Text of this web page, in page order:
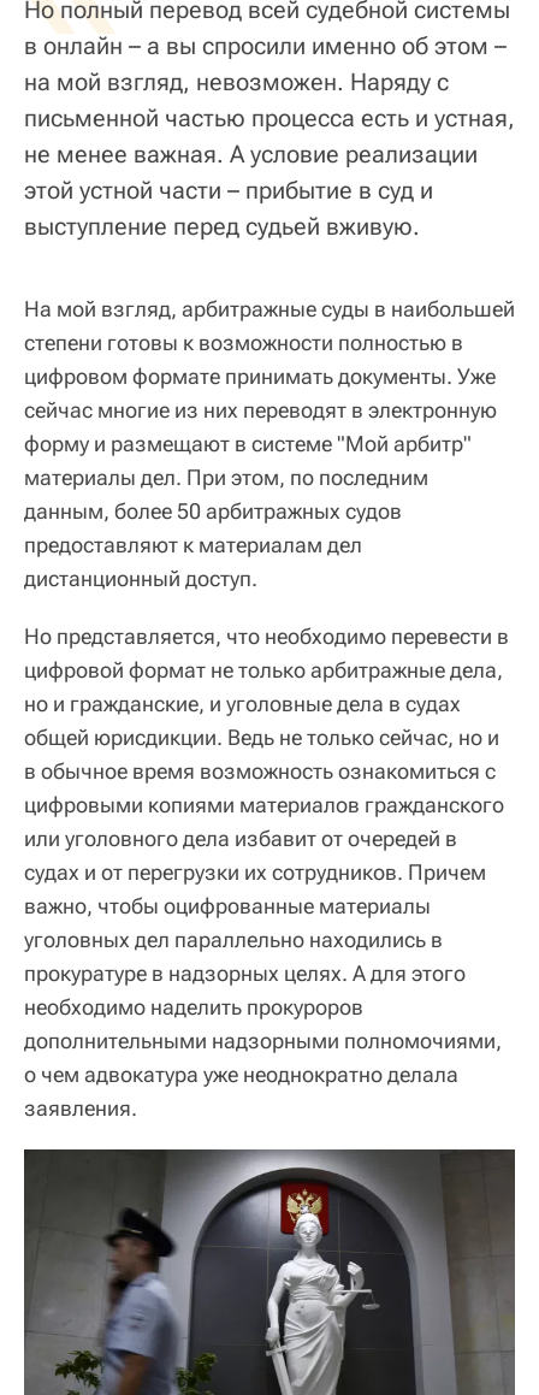
Но полный перевод всей судебной системы
в онлайн – а вы спросили именно об этом –
на мой взгляд, невозможен. Наряду с
письменной частью процесса есть и устная,
не менее важная. А условие реализации
этой устной части – прибытие в суд и
выступление перед судьей вживую.
На мой взгляд, арбитражные суды в наибольшей
степени готовы к возможности полностью в
цифровом формате принимать документы. Уже
сейчас многие из них переводят в электронную
форму и размещают в системе "Мой арбитр"
материалы дел. При этом, по последним
данным, более 50 арбитражных судов
предоставляют к материалам дел
дистанционный доступ.
Но представляется, что необходимо перевести в
цифровой формат не только арбитражные дела,
но и гражданские, и уголовные дела в судах
общей юрисдикции. Ведь не только сейчас, но и
в обычное время возможность ознакомиться с
цифровыми копиями материалов гражданского
или уголовного дела избавит от очередей в
судах и от перегрузки их сотрудников. Причем
важно, чтобы оцифрованные материалы
уголовных дел параллельно находились в
прокуратуре в надзорных целях. А для этого
необходимо наделить прокуроров
дополнительными надзорными полномочиями,
о чем адвокатура уже неоднократно делала
заявления.